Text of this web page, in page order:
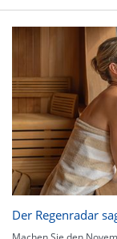
Der Regenradar